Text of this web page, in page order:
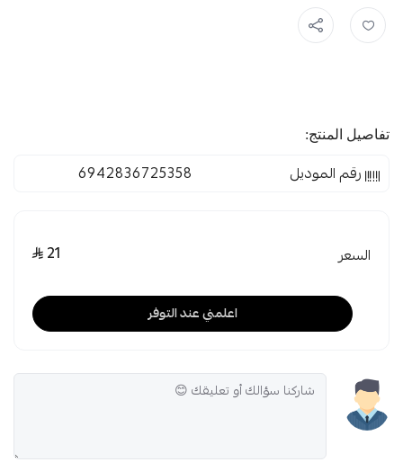
تفاصيل المنتج:
رقم الموديل 6942836725358
السعر 21
اعلمني عند التوفر